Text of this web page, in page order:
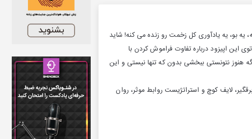
بو، یه یادآوری کل زخمت رو زنده می کنه! شاید
اپیزود درباره تفاوت فراموش کردن با
نتونستی ببخشی بدون که تنها نیستی و این
لایف کوچ و استراتژیست روابط موثر، روان